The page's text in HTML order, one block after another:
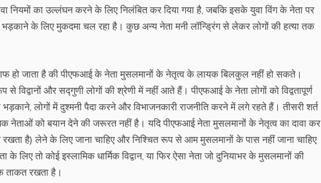
नियमों का उल्लंघन करने के लिए निलंबित कर दिया गया है, जबकि इसके युवा विंग के नेता पर
के लिए मुकदमा चल रहा है। कुछ अन्य नेता मनी लॉन्ड्रिंग से लेकर लोगों की हत्या तक
हो जाता है की पीएफआई के नेता मुसलमानों के नेतृत्व के लायक बिलकुल नहीं हो सकते।
विद्वानों और सद्गुणी लोगों की श्रेणी में नहीं आते हैं। पीएफआई के नेता लोगों को विद्वतापूर्ण
लोगों में दुश्मनी पैदा करने और विभाजनकारी राजनीति करने में लगे रहते हैं। तीसरी शर्त
नेताओं को बयान देने की जरूरत नहीं है। यदि पीएफआई नेता मुसलमानों के नेतृत्व का दावा कर
रखता है) लेने के लिए जाना चाहिए और निश्चित रूप से आम मुसलमानों के पास नहीं जाना चाहिए
लिए तो कोई इस्लामिक धार्मिक विद्वान, या फिर ऐसा नेता जो दुनियाभर के मुसलमानों की
ताकत रखता है।